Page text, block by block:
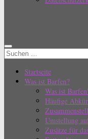
Suchen
Startseite
Was ist Barfen?
Was ist
Häufige
Umstellung
Zusätze für